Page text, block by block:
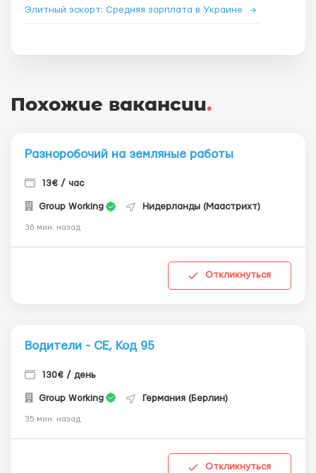
Элитный эскорт: Средняя зарплата в Украине →
Похожие вакансии.
Разноробочий на земляные работы
13€ / час
Group Working Нидерланды (Маастрихт)
36 мин. назад
Откликнуться
Водители - СЕ, Код 95
130€ / день
Group Working Германия (Берлин)
35 мин. назад
Откликнуться